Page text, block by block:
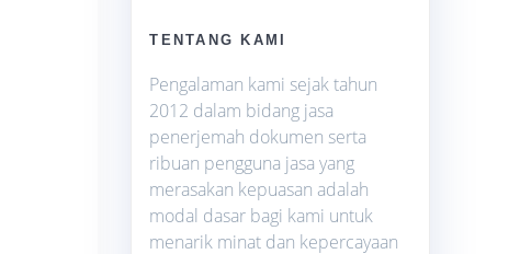
TENTANG KAMI
Pengalaman kami sejak tahun
2012 dalam bidang jasa
penerjemah dokumen serta
ribuan pengguna jasa yang
merasakan kepuasan adalah
modal dasar bagi kami untuk
menarik minat dan kepercayaan